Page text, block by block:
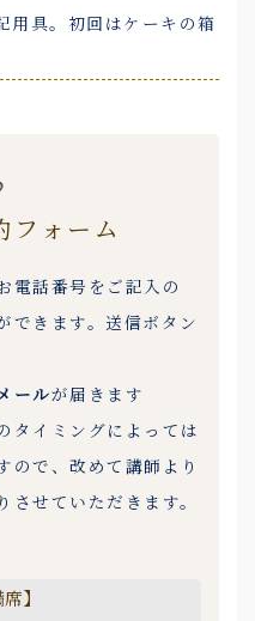
用具。初回はケーキの箱
フォーム
電話番号をご記入の
できます。送信ボタン
ールが届きます
タイミングによっては
ので、改めて講師より
させていただきます。